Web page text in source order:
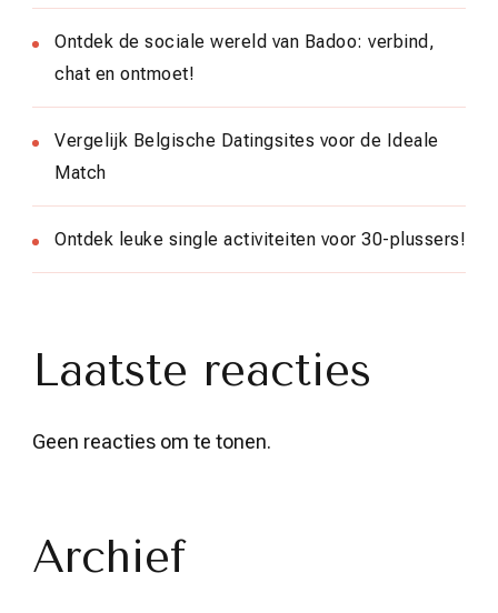
Ontdek de sociale wereld van Badoo: verbind,
chat en ontmoet!
Vergelijk Belgische Datingsites voor de Ideale
Match
Ontdek leuke single activiteiten voor 30-plussers!
Laatste reacties
Geen reacties om te tonen.
Archief